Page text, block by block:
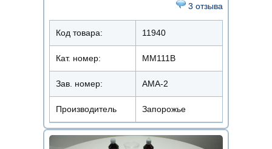
3 отзыва
Код товара: 11940
Кат. номер: ММ111В
Зав. номер: АМА-2
Производитель Запорожье